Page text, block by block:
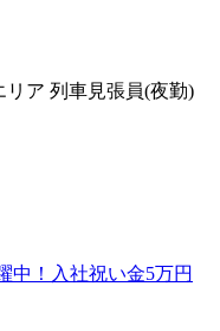
ア 列車見張員(夜勤)
！入社祝い金5万円